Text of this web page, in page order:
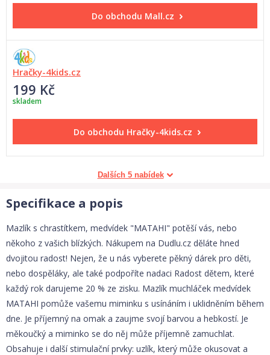
Do obchodu Mall.cz
Hračky-4kids.cz
199 Kč
skladem
Do obchodu Hračky-4kids.cz
Dalších 5 nabídek
Specifikace a popis
Mazlík s chrastítkem, medvídek "MATAHI" potěší vás, nebo
někoho z vašich blízkých. Nákupem na Dudlu.cz děláte hned
dvojitou radost! Nejen, že u nás vyberete pěkný dárek pro děti,
nebo dospěláky, ale také podpoříte nadaci Radost dětem, které
každý rok darujeme 20 % ze zisku. Mazlík muchláček medvídek
MATAHI pomůže vašemu miminku s usínáním i uklidněním během
dne. Je příjemný na omak a zaujme svojí barvou a hebkostí. Je
měkoučký a miminko se do něj může příjemně zamuchlat.
Obsahuje i další stimulační prvky: uzlík, který může okusovat a